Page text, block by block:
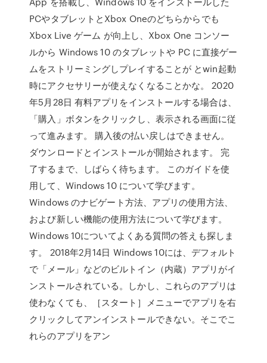
PCやタブレットとXbox Oneのどちらからでも
Xbox Live ゲーム が向上し、Xbox One コンソー
ルから Windows 10 のタブレットや PC に直接ゲー
ムをストリーミングしプレイすることが とwin起動
時にアクセサリーが使えなくなることかな。 2020
年5月28日 有料アプリをインストールする場合は、
「購入」ボタンをクリックし、表示される画面に従
って進みます。 購入後の払い戻しはできません。
ダウンロードとインストールが開始されます。 完
了するまで、しばらく待ちます。 このガイドを使
用して、Windows 10 について学びます。
Windows のナビゲート方法、アプリの使用方法、
および新しい機能の使用方法について学びます。
Windows 10についてよくある質問の答えも探しま
す。 2018年2月14日 Windows 10には、デフォルト
で「メール」などのビルトイン（内蔵）アプリがイ
ンストールされている。しかし、これらのアプリは
使わなくても、［スタート］メニューでアプリを右
クリックしてアンインストールできない。そこでこ
れらのアプリをアン